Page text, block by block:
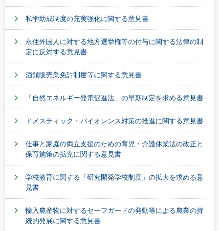
私学助成制度の充実強化に関する意見書
永住外国人に対する地方選挙権等の付与に関する法律の制
定に反対する意見書
酒類販売業免許制度等に関する意見書
「自然エネルギー発電促進法」の早期制定を求める意見書
ドメスティック・バイオレンス対策の推進に関する意見書
仕事と家庭の両立支援のための育児・介護休業法の改正と
保育施策の拡充に関する意見書
学校教育に関する「研究開発学校制度」の拡大を求める意
見書
輸入農産物に対するセーフガードの発動等による農業の持
続的発展に関する意見書